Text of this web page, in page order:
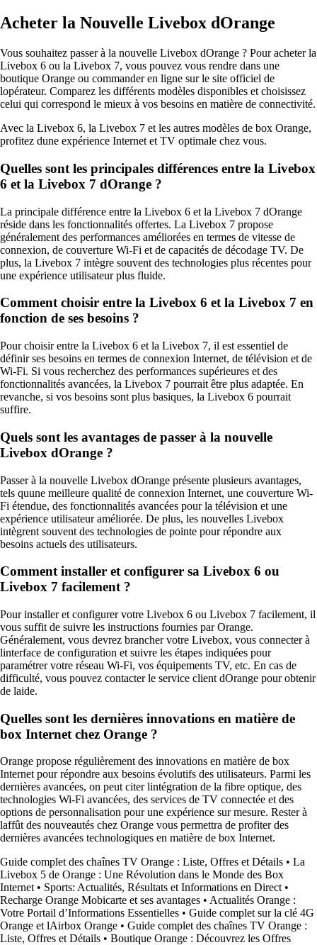
Acheter la Nouvelle Livebox dOrange
Vous souhaitez passer à la nouvelle Livebox dOrange ? Pour acheter la
Livebox 6 ou la Livebox 7, vous pouvez vous rendre dans une
boutique Orange ou commander en ligne sur le site officiel de
lopérateur. Comparez les différents modèles disponibles et choisissez
celui qui correspond le mieux à vos besoins en matière de connectivité.
Avec la Livebox 6, la Livebox 7 et les autres modèles de box Orange,
profitez dune expérience Internet et TV optimale chez vous.
Quelles sont les principales différences entre la Livebox
6 et la Livebox 7 dOrange ?
La principale différence entre la Livebox 6 et la Livebox 7 dOrange
réside dans les fonctionnalités offertes. La Livebox 7 propose
généralement des performances améliorées en termes de vitesse de
connexion, de couverture Wi-Fi et de capacités de décodage TV. De
plus, la Livebox 7 intègre souvent des technologies plus récentes pour
une expérience utilisateur plus fluide.
Comment choisir entre la Livebox 6 et la Livebox 7 en
fonction de ses besoins ?
Pour choisir entre la Livebox 6 et la Livebox 7, il est essentiel de
définir ses besoins en termes de connexion Internet, de télévision et de
Wi-Fi. Si vous recherchez des performances supérieures et des
fonctionnalités avancées, la Livebox 7 pourrait être plus adaptée. En
revanche, si vos besoins sont plus basiques, la Livebox 6 pourrait
suffire.
Quels sont les avantages de passer à la nouvelle
Livebox dOrange ?
Passer à la nouvelle Livebox dOrange présente plusieurs avantages,
tels quune meilleure qualité de connexion Internet, une couverture Wi-
Fi étendue, des fonctionnalités avancées pour la télévision et une
expérience utilisateur améliorée. De plus, les nouvelles Livebox
intègrent souvent des technologies de pointe pour répondre aux
besoins actuels des utilisateurs.
Comment installer et configurer sa Livebox 6 ou
Livebox 7 facilement ?
Pour installer et configurer votre Livebox 6 ou Livebox 7 facilement, il
vous suffit de suivre les instructions fournies par Orange.
Généralement, vous devrez brancher votre Livebox, vous connecter à
linterface de configuration et suivre les étapes indiquées pour
paramétrer votre réseau Wi-Fi, vos équipements TV, etc. En cas de
difficulté, vous pouvez contacter le service client dOrange pour obtenir
de laide.
Quelles sont les dernières innovations en matière de
box Internet chez Orange ?
Orange propose régulièrement des innovations en matière de box
Internet pour répondre aux besoins évolutifs des utilisateurs. Parmi les
dernières avancées, on peut citer lintégration de la fibre optique, des
technologies Wi-Fi avancées, des services de TV connectée et des
options de personnalisation pour une expérience sur mesure. Rester à
laffût des nouveautés chez Orange vous permettra de profiter des
dernières avancées technologiques en matière de box Internet.
Guide complet des chaînes TV Orange : Liste, Offres et Détails • La
Livebox 5 de Orange : Une Révolution dans le Monde des Box
Internet • Sports: Actualités, Résultats et Informations en Direct •
Recharge Orange Mobicarte et ses avantages • Actualités Orange :
Votre Portail d’Informations Essentielles • Guide complet sur la clé 4G
Orange et lAirbox Orange • Guide complet des chaînes TV Orange :
Liste, Offres et Détails • Boutique Orange : Découvrez les Offres